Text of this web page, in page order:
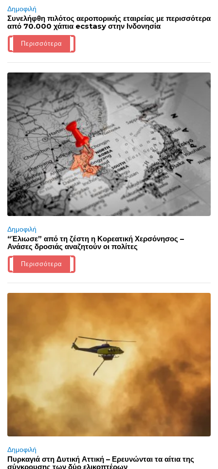
Δημοφιλή
Συνελήφθη πιλότος αεροπορικής εταιρείας με περισσότερα
από 70.000 χάπια ecstasy στην Ινδονησία
Περισσότερα
Δημοφιλή
“Έλιωσε” από τη ζέστη η Κορεατική Χερσόνησος –
Ανάσες δροσιάς αναζητούν οι πολίτες
Περισσότερα
Δημοφιλή
Πυρκαγιά στη Δυτική Αττική – Ερευνώνται τα αίτια της
σύγκρουσης των δύο ελικοπτέρων